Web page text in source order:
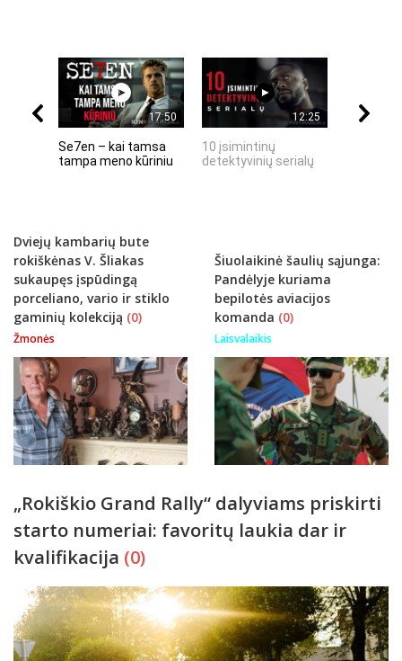
17:50
Se7en – kai tamsa
tampa meno kūriniu
12:25
10 įsimintinų
detektyvinių serialų
Dviejų kambarių bute
rokiškėnas V. Šliakas
sukaupęs įspūdingą
porceliano, vario ir stiklo
gaminių kolekciją (0)
Žmonės
Šiuolaikinė šaulių sąjunga:
Pandėlyje kuriama
bepilotės aviacijos
komanda (0)
Laisvalaikis
„Rokiškio Grand Rally“ dalyviams priskirti
starto numeriai: favoritų laukia dar ir
kvalifikacija (0)